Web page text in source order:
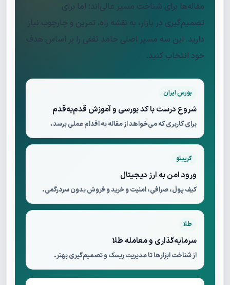
مقاله‌ها برای شناخت مسیر عالی‌اند؛ اما برای
تصمیم‌گیری در بازار، به نقشه راه، تمرین و چارچوب نیاز
دارید. این سه مسیر اصلی حامد ثقفی را بر اساس هدف
خود انتخاب کنید.
بورس ایران
شروع درست با کد بورسی و آموزش قدم‌به‌قدم
برای کاربری که می‌خواهد از مقاله به اقدام عملی برسد.
کریپتو
ورود امن به ارز دیجیتال
کیف پول، صرافی، امنیت و خرید و فروش بدون سردرگمی.
طلا
سرمایه‌گذاری و معامله طلا
از شناخت ابزارها تا مدیریت ریسک و تصمیم‌گیری بهتر.